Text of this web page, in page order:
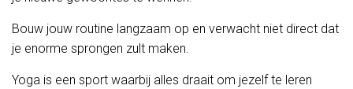
Bouw jouw routine langzaam op en verwacht niet direct dat
je enorme sprongen zult maken.
Yoga is een sport waarbij alles draait om jezelf te leren